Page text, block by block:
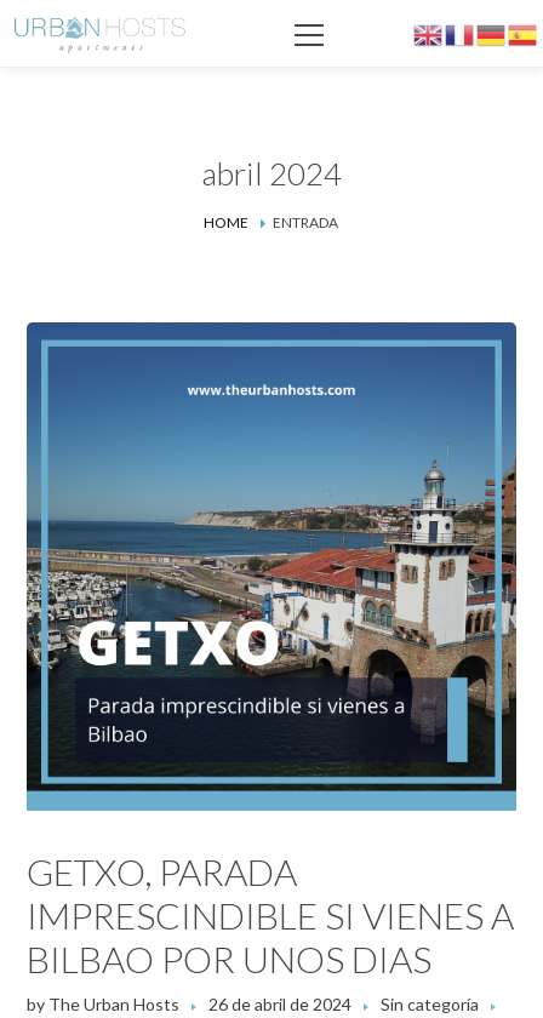
abril 2024
HOME ENTRADA
GETXO, PARADA
IMPRESCINDIBLE SI VIENES A
BILBAO POR UNOS DIAS
by The Urban Hosts 26 de abril de 2024
Sin categoría